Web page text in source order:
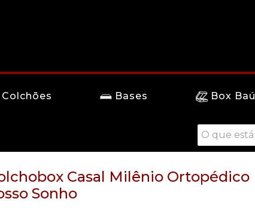
Colchões Bases Box Baú
Casal Milênio Ortopédico
Sonho